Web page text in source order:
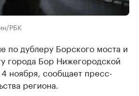
РБК
по дублеру Борского моста и
города Бор Нижегородской
ноября, сообщает пресс-
региона.